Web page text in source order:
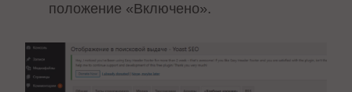
положение «Включено».